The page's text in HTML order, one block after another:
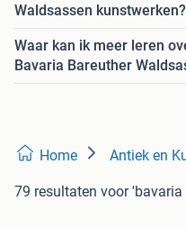
Waldsassen kunstwerken?
Waar kan ik meer leren
Bavaria Bareuther
Home Antiek en
79 resultaten voor 'bavaria